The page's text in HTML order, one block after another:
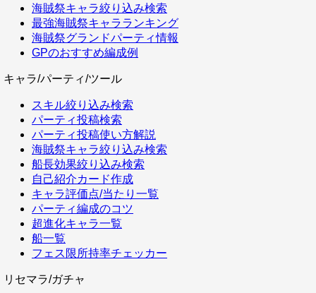
海賊祭キャラ絞り込み検索
最強海賊祭キャラランキング
海賊祭グランドパーティ情報
GPのおすすめ編成例
キャラ/パーティ/ツール
スキル絞り込み検索
パーティ投稿検索
パーティ投稿使い方解説
海賊祭キャラ絞り込み検索
船長効果絞り込み検索
自己紹介カード作成
キャラ評価点/当たり一覧
パーティ編成のコツ
超進化キャラ一覧
船一覧
フェス限所持率チェッカー
リセマラ/ガチャ